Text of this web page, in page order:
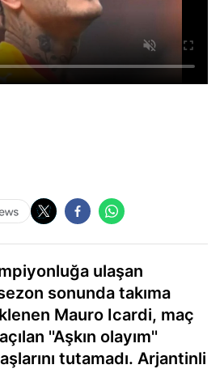
ulaşan
sonunda takıma
Mauro Icardi, maç
''Aşkın olayım''
tutamadı. Arjantinli